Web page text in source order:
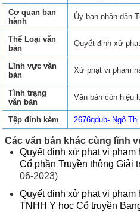
Cơ quan ban
hành
Ủy ban nhân dân
Thể Loại văn
bản
Quyết định xử
Lĩnh vực văn
bản
Xử phạt vi phạm
Tình trạng
văn bản
Văn bản còn hiệu
Tệp đính kèm 2676qdub- Ngô
Các văn bản khác cùng lĩnh
Quyết định xử phạt vi
Cổ phần Truyền thông Giải
06-2023)
Quyết định xử phạt vi
TNHH Y học Cổ truyền